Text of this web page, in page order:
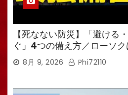
【死なない防災】「避ける
ぐ」4つの備え方／ローソ
強備蓄食は「羊羹」／トイ
も無意味
8月 9, 2026 Phi72110